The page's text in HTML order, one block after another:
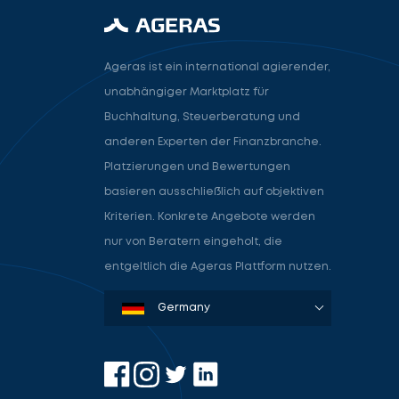
Ageras ist ein international agierender,
unabhängiger Marktplatz für
Buchhaltung, Steuerberatung und
anderen Experten der Finanzbranche.
Platzierungen und Bewertungen
basieren ausschließlich auf objektiven
Kriterien. Konkrete Angebote werden
nur von Beratern eingeholt, die
entgeltlich die Ageras Plattform nutzen.
Denmark
Sweden
Norway
Netherlands
Germany
USA